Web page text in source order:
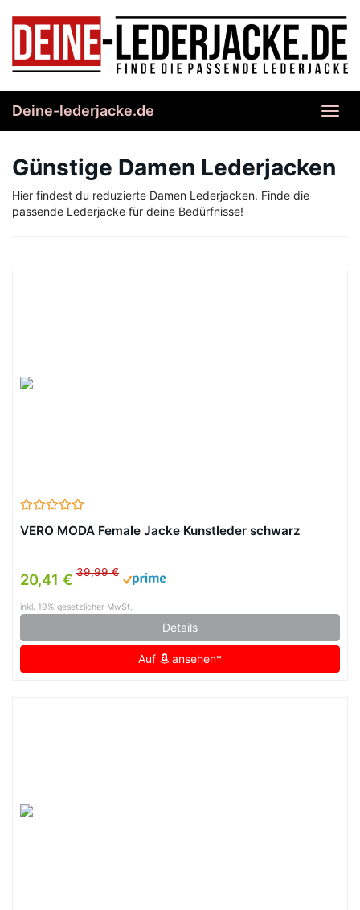
content
Deine-lederjacke.de
Günstige Damen Lederjacken
Hier findest du reduzierte Damen Lederjacken. Finde die
passende Lederjacke für deine Bedürfnisse!
VERO MODA Female Jacke Kunstleder schwarz
20,41 € 39,99 €
inkl. 19% gesetzlicher MwSt.
Details
Auf ansehen*